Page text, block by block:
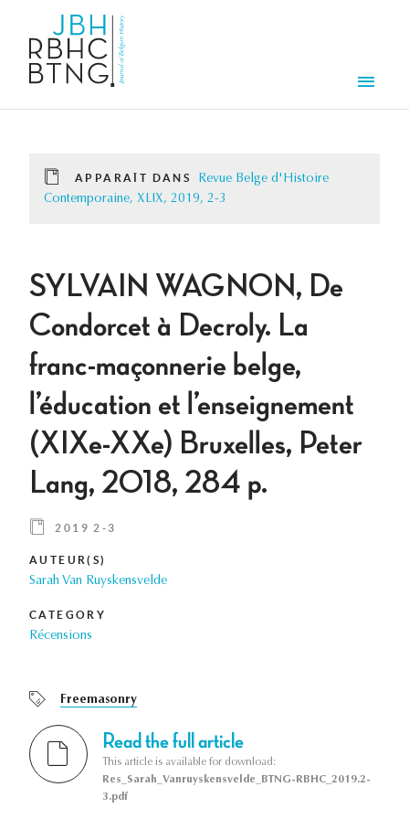
APPARAÎT DANS
Revue Belge d'Histoire
Contemporaine, XLIX, 2019, 2-3
SYLVAIN WAGNON, De
Condorcet à Decroly. La
franc-maçonnerie belge,
l’éducation et l’enseignement
(XIXe-XXe) Bruxelles, Peter
Lang, 2018, 284 p.
2019 2-3
AUTEUR(S)
Sarah Van Ruyskensvelde
CATEGORY
Récensions
Freemasonry
Read the full article
This article is available for download:
Res_Sarah_Vanruyskensvelde_BTNG-RBHC_2019.2-
3.pdf